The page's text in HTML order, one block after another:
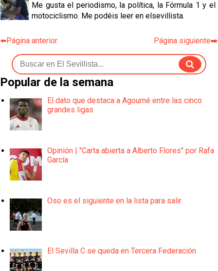
Me gusta el periodismo, la política, la Fórmula 1 y el
motociclismo. Me podéis leer en elsevillista.
⬅️Página anterior Página siguiente➡️
Popular de la semana
El dato que destaca a Agoumé entre las cinco
grandes ligas
Opinión | "Carta abierta a Alberto Flores" por Rafa
García
Oso es el siguiente en la lista para salir
El Sevilla C se queda en Tercera Federación